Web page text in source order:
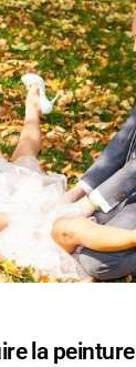
la peinture